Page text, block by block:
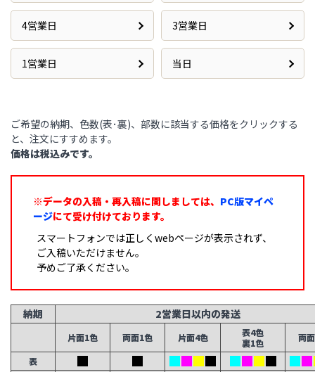
4営業日 3営業日
1営業日 当日
ご希望の納期、色数(表･裏)、部数に該当する価格をクリックする
と、注文にすすめます。
価格は税込みです。
※データの入稿・再入稿に関しましては、 PC版マイペ
ージにて受け付けております。
スマートフォンでは正しくwebページが表示されず、
ご入稿いただけません。
予めご了承ください。
納期 2営業日以内の発送
片面1色 両面1色 片面4色
表4色
裏1色
両
表